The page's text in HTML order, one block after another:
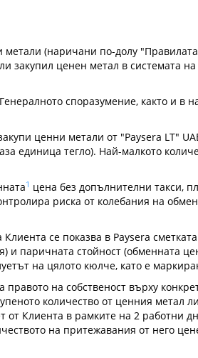
(наричани по-долу
закупил ценен метал в системата
споразумение, както и
ценни метали от "Paysera LT"
единица тегло). Най-малкото
1 цена без допълнителни такси,
риска от колебания на
се показва в Paysera
паричната стойност (обменната
на цялото кюлче, като е
на собственост върху
количество от ценния метал
от Клиента в рамките на 2 работни
на притежавания от него